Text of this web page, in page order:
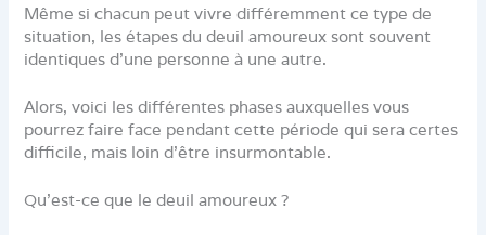
Même si chacun peut vivre différemment ce type de
situation, les étapes du deuil amoureux sont souvent
identiques d’une personne à une autre.
Alors, voici les différentes phases auxquelles vous
pourrez faire face pendant cette période qui sera certes
difficile, mais loin d’être insurmontable.
Qu’est-ce que le deuil amoureux ?